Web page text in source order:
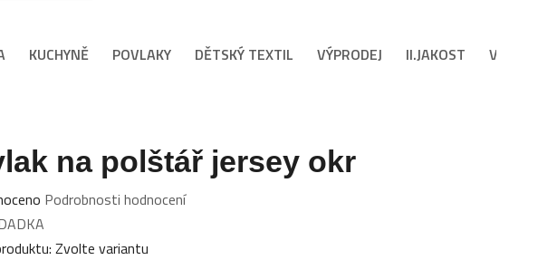
KUCHYNĚ POVLAKY DĚTSKÝ TEXTIL VÝPRODEJ II.JAKOST VÁNOČNÍ
na polštář jersey okr
Podrobnosti hodnocení
Zvolte variantu